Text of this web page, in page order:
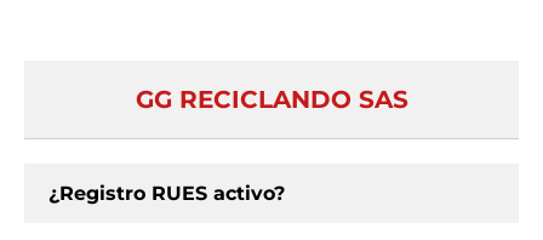
GG RECICLANDO SAS
¿Registro RUES activo?